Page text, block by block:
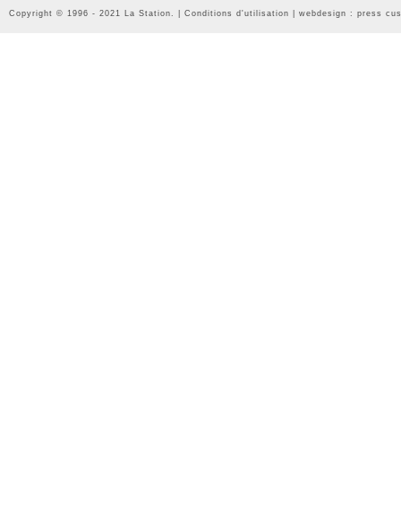
Copyright © 1996 - 2021 La Station. | Conditions d'utilisation | webdesign : press